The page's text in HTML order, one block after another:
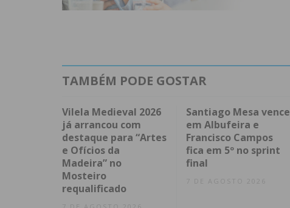
TAMBÉM PODE GOSTAR
Vilela Medieval 2026
já arrancou com
destaque para “Artes
e Ofícios da
Madeira” no
Mosteiro
requalificado
Santiago Mesa vence
em Albufeira e
Francisco Campos
fica em 5º no sprint
final
7 DE AGOSTO 2026